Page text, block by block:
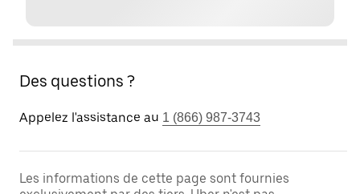
Des questions ?
Appelez l'assistance au 1 (866) 987-3743
Les informations de cette page sont fournies